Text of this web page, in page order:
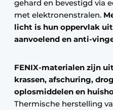
gehard en bevestigd via
met elektronenstralen.
licht is hun oppervlak
aanvoelend en anti-
FENIX-materialen zijn
krassen, afschuring,
oplosmiddelen en
Thermische herstelling